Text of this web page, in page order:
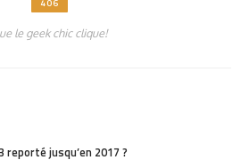
406
le geek chic clique!
reporté jusqu’en 2017 ?